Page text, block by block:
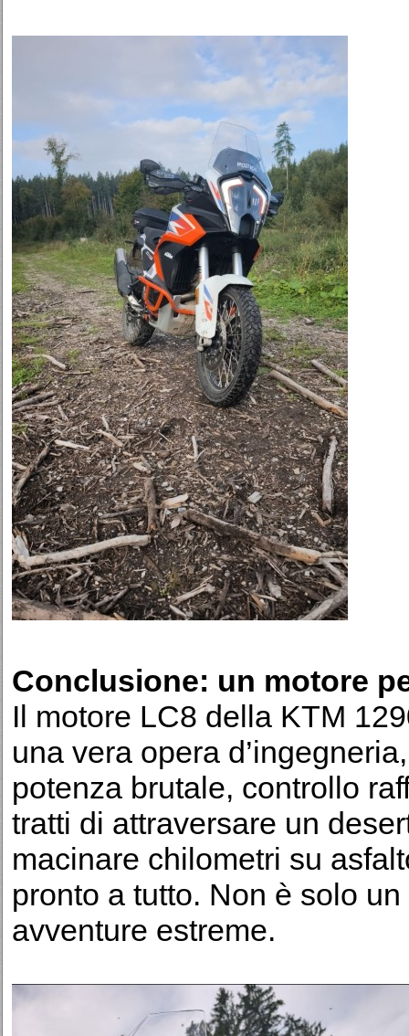
Conclusione: un motore
Il motore LC8 della KTM
una vera opera
potenza brutale, controllo
tratti di attraversare un
macinare chilometri su
pronto a tutto. Non è solo
avventure estreme.